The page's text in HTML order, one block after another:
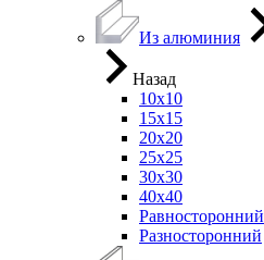
Из алюминия
Назад
10х10
15х15
20х20
25х25
30х30
40х40
Равносторонний
Разносторонний